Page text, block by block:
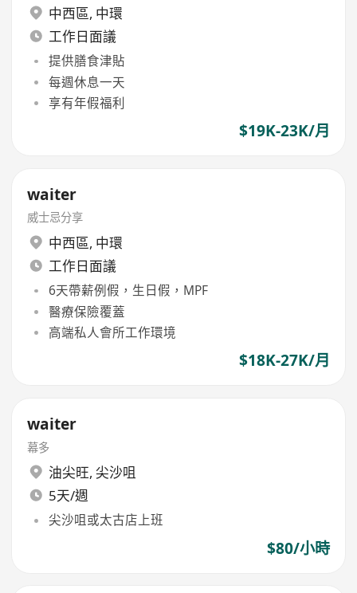
中西區, 中環
工作日面議
提供膳食津貼
每週休息一天
享有年假福利
$19K-23K/月
waiter
威士忌分享
中西區, 中環
工作日面議
6天帶薪例假，生日假，MPF
醫療保險覆蓋
高端私人會所工作環境
$18K-27K/月
waiter
幕多
油尖旺, 尖沙咀
5天/週
尖沙咀或太古店上班
$80/小時